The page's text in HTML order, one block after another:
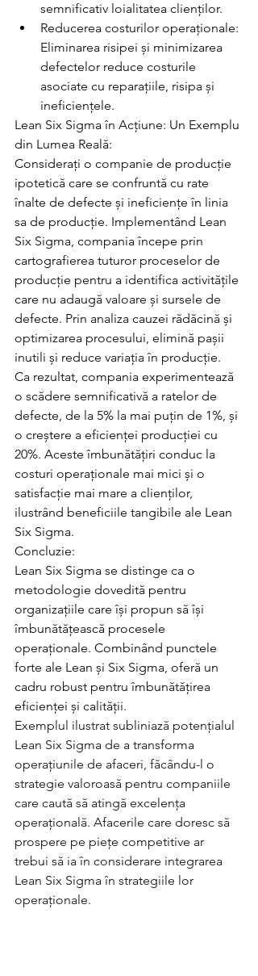
semnificativ loialitatea clienților.
Reducerea costurilor operaționale:
Eliminarea risipei și minimizarea
defectelor reduce costurile
asociate cu reparațiile, risipa și
ineficiențele.
Lean Six Sigma în Acțiune: Un Exemplu
din Lumea Reală:
Considerați o companie de producție
ipotetică care se confruntă cu rate
înalte de defecte și ineficiențe în linia
sa de producție. Implementând Lean
Six Sigma, compania începe prin
cartografierea tuturor proceselor de
producție pentru a identifica activitățile
care nu adaugă valoare și sursele de
defecte. Prin analiza cauzei rădăcină și
optimizarea procesului, elimină pașii
inutili și reduce variația în producție.
Ca rezultat, compania experimentează
o scădere semnificativă a ratelor de
defecte, de la 5% la mai puțin de 1%, și
o creștere a eficienței producției cu
20%. Aceste îmbunătățiri conduc la
costuri operaționale mai mici și o
satisfacție mai mare a clienților,
ilustrând beneficiile tangibile ale Lean
Six Sigma.
Concluzie:
Lean Six Sigma se distinge ca o
metodologie dovedită pentru
organizațiile care își propun să își
îmbunătățească procesele
operaționale. Combinând punctele
forte ale Lean și Six Sigma, oferă un
cadru robust pentru îmbunătățirea
eficienței și calității.
Exemplul ilustrat subliniază potențialul
Lean Six Sigma de a transforma
operațiunile de afaceri, făcându-l o
strategie valoroasă pentru companiile
care caută să atingă excelența
operațională. Afacerile care doresc să
prospere pe piețe competitive ar
trebui să ia în considerare integrarea
Lean Six Sigma în strategiile lor
operaționale.